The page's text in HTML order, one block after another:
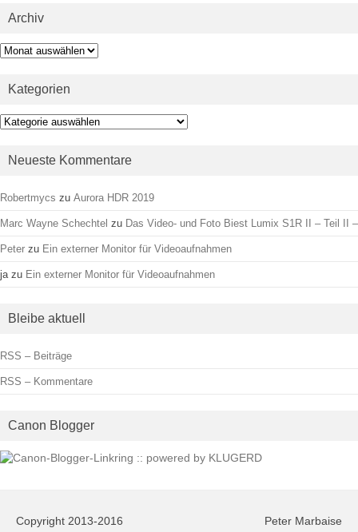
Archiv
Archiv
Kategorien
Kategorien
Neueste Kommentare
Robertmycs zu Aurora HDR 2019
Marc Wayne Schechtel zu Das Video- und Foto Biest Lumix S1R II – Teil II –
Peter zu Ein externer Monitor für Videoaufnahmen
ja zu Ein externer Monitor für Videoaufnahmen
Bleibe aktuell
RSS – Beiträge
RSS – Kommentare
Canon Blogger
Copyright 2013-2016 Peter Marbaise